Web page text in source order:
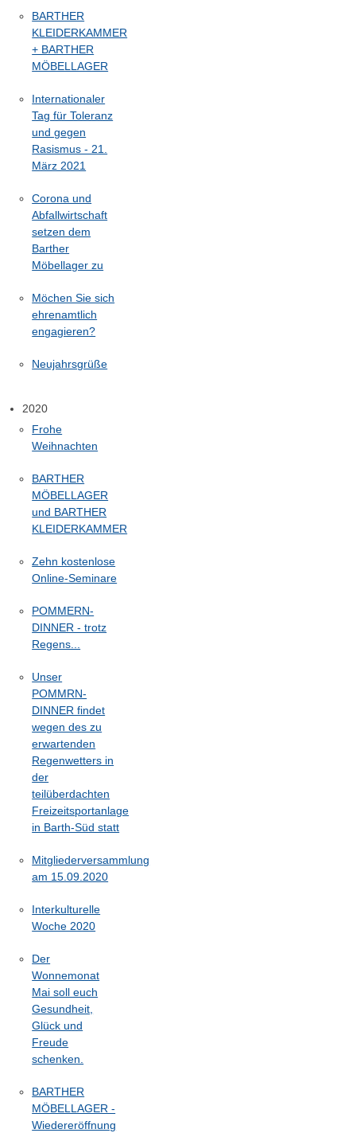
BARTHER
KLEIDERKAMMER
+ BARTHER
MÖBELLAGER
Internationaler
Tag für Toleranz
und gegen
Rasismus - 21.
März 2021
Corona und
Abfallwirtschaft
setzen dem
Barther
Möbellager zu
Möchen Sie sich
ehrenamtlich
engagieren?
Neujahrsgrüße
2020
Frohe
Weihnachten
BARTHER
MÖBELLAGER
und BARTHER
KLEIDERKAMMER
Zehn kostenlose
Online-Seminare
POMMERN-
DINNER - trotz
Regens...
Unser
POMMRN-
DINNER findet
wegen des zu
erwartenden
Regenwetters in
der
teilüberdachten
Freizeitsportanlage
in Barth-Süd statt
Mitgliederversammlung
am 15.09.2020
Interkulturelle
Woche 2020
Der
Wonnemonat
Mai soll euch
Gesundheit,
Glück und
Freude
schenken.
BARTHER
MÖBELLAGER -
Wiedereröffnung